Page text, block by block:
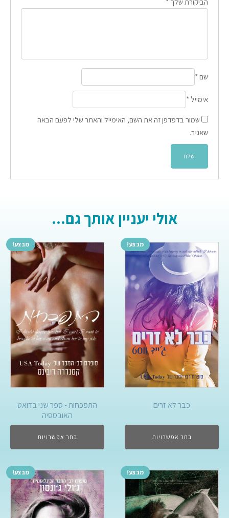
שם *
אימייל *
שמור בדפדפן זה את השם, האימייל והאתר שלי לפעם הבאה
שאגיב.
אולי יעניין אותך גם...
מבצע!
כבר לא זרים
בחר אפשרויות
מבצע!
התפכחות - ספר שני בדואט
האובססיה
בחר אפשרויות
מבצע! מבצע!